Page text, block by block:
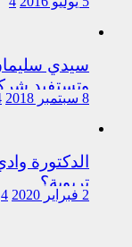
سيدي
وتستفيد
8 سبتمبر 2018
الدكتورة
تربوية؟
2 فبراير 2020 4